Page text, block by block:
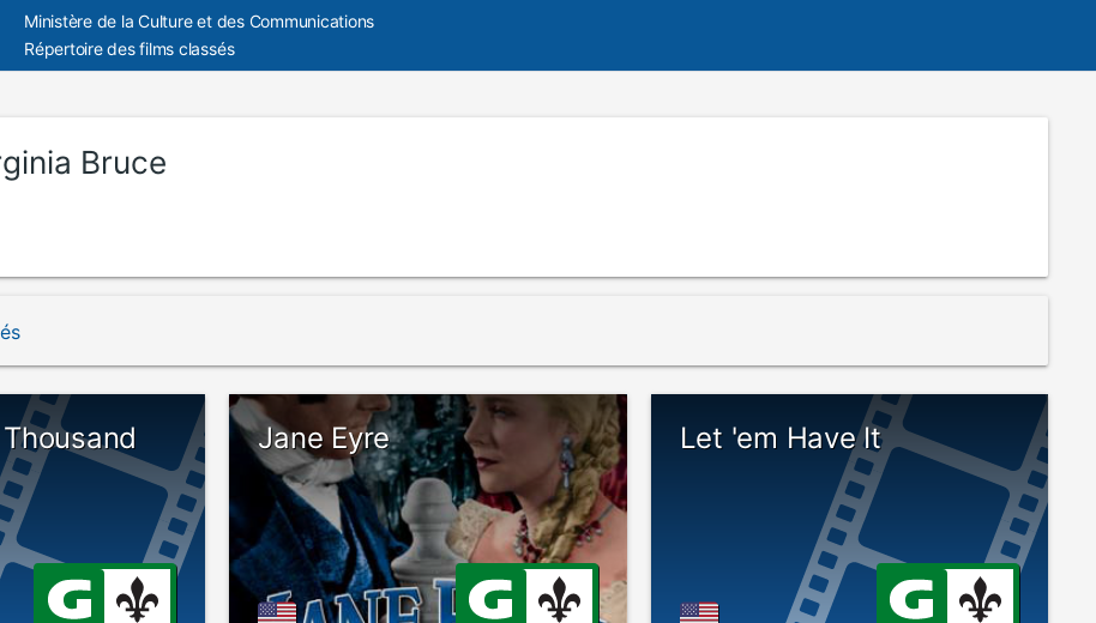
Ministère de la Culture et des Communications
Répertoire des films classés
Bruce
Jane Eyre Let 'em Have It